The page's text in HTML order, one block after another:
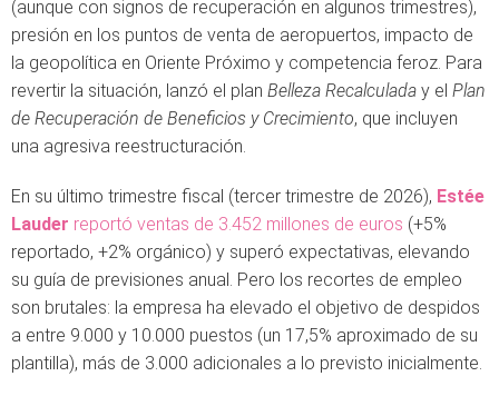
(aunque con signos de recuperación en algunos trimestres),
presión en los puntos de venta de aeropuertos, impacto de
la geopolítica en Oriente Próximo y competencia feroz. Para
revertir la situación, lanzó el plan Belleza Recalculada y el Plan
de Recuperación de Beneficios y Crecimiento, que incluyen
una agresiva reestructuración.
En su último trimestre fiscal (tercer trimestre de 2026), Estée
Lauder reportó ventas de 3.452 millones de euros (+5%
reportado, +2% orgánico) y superó expectativas, elevando
su guía de previsiones anual. Pero los recortes de empleo
son brutales: la empresa ha elevado el objetivo de despidos
a entre 9.000 y 10.000 puestos (un 17,5% aproximado de su
plantilla), más de 3.000 adicionales a lo previsto inicialmente.